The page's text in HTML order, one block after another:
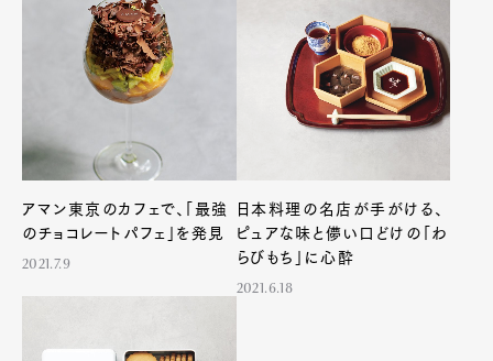
アマン東京のカフェで、「最強
のチョコレートパフェ」を発見
2021.7.9
日本料理の名店が手がける、
ピュアな味と儚い口どけの「わ
らびもち」に心酔
2021.6.18